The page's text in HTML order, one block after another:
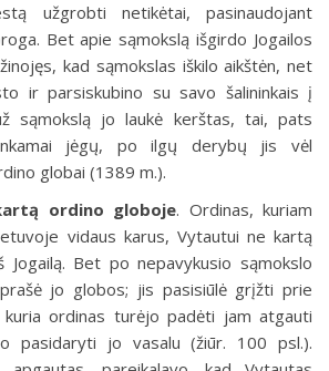
užgrobti netikėtai, pasinaudojant
Bet apie sąmokslą išgirdo Jogailos
kad sąmokslas iškilo aikštėn, net
ir parsiskubino su savo šalininkais į
sąmokslą jo laukė kerštas, tai, pats
jėgų, po ilgų derybų jis vėl
globai (1389 m.).
ordino globoje. Ordinas, kuriam
vidaus karus, Vytautui ne kartą
Jogailą. Bet po nepavykusio sąmokslo
jo globos; jis pasisiūlė grįžti prie
ordinas turėjo padėti jam atgauti
pasidaryti jo vasalu (žiūr. 100 psl.).